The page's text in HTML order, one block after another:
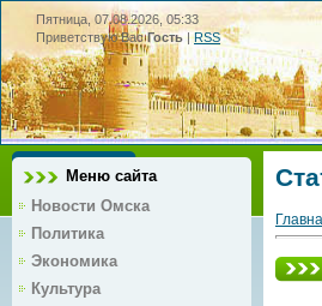
Пятница, 07.08.2026, 05:33
Приветствую Вас Гость|RSS
Меню сайта
Новости Омска
Политика
Экономика
Культура